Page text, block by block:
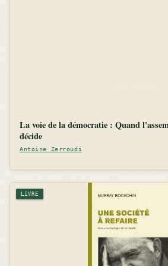
La voie de la démocratie : Quand
décide
Antoine Zerroudi
LIVRE